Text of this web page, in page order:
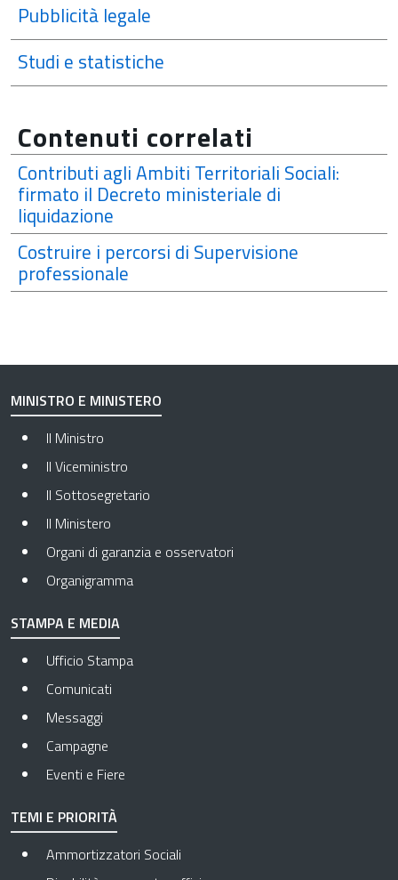
Pubblicità legale
Studi e statistiche
Contenuti correlati
Contributi agli Ambiti Territoriali Sociali:
firmato il Decreto ministeriale di
liquidazione
Costruire i percorsi di Supervisione
professionale
MINISTRO E MINISTERO
Il Ministro
Il Viceministro
Il Sottosegretario
Il Ministero
Organi di garanzia e osservatori
Organigramma
STAMPA E MEDIA
Ufficio Stampa
Comunicati
Messaggi
Campagne
Eventi e Fiere
TEMI E PRIORITÀ
Ammortizzatori Sociali